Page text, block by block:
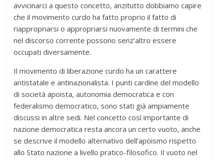
avvicinarci a questo concetto, anzitutto dobbiamo capire
che il movimento curdo ha fatto proprio il fatto di
riappropriarsi o appropriarsi nuovamente di termini che
nel discorso corrente possono senz’altro essere
occupati diversamente.
Il movimento di liberazione curdo ha un carattere
antistatale e antinazionalista. I punti cardine del modello
di società apoista, autonomia democratica e con
federalismo democratico, sono stati già ampiamente
discussi in altre sedi. Nel concetto così importante di
nazione democratica resta ancora un certo vuoto, anche
se descrive il modello alternativo dell’apoismo rispetto
allo Stato nazione a livello pratico-filosofico. Il vuoto nel